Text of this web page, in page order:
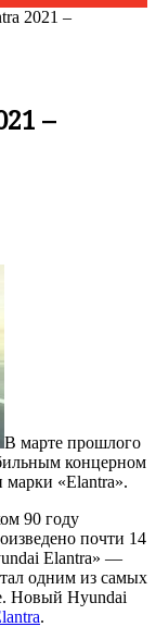
2021 –
–
В марте прошлого
концерном
марки «Elantra».
90 году
почти 14
Elantra» —
одним из самых
Новый Hyundai
.